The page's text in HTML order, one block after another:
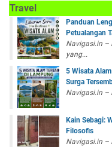
Travel
Panduan
Petualangan
Navigasi.in –
yang...
5 Wisata
Surga
Navigasi.in –
Kain Sebagi:
Filosofis
Navigasi.in –